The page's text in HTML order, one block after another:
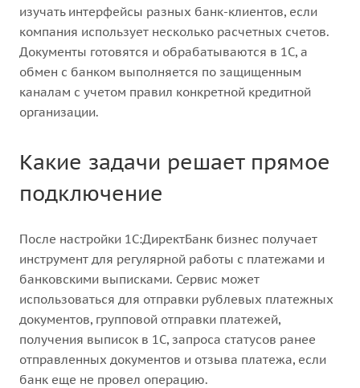
изучать интерфейсы разных банк-клиентов, если
компания использует несколько расчетных счетов.
Документы готовятся и обрабатываются в 1С, а
обмен с банком выполняется по защищенным
каналам с учетом правил конкретной кредитной
организации.
Какие задачи решает прямое
подключение
После настройки 1С:ДиректБанк бизнес получает
инструмент для регулярной работы с платежами и
банковскими выписками. Сервис может
использоваться для отправки рублевых платежных
документов, групповой отправки платежей,
получения выписок в 1С, запроса статусов ранее
отправленных документов и отзыва платежа, если
банк еще не провел операцию.